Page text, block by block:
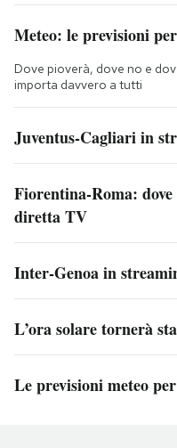
Meteo: le previsioni
Dove pioverà, dove no e
importa davvero a tutti
Juventus-Cagliari in
Fiorentina-Roma:
diretta TV
Inter-Genoa in
L’ora solare tornerà
Le previsioni meteo